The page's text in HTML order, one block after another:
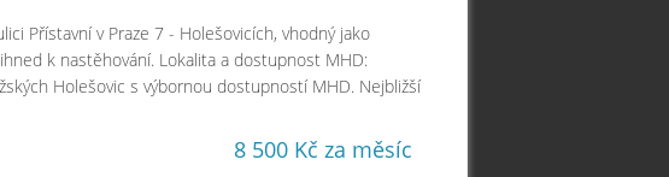
Přístavní v Praze 7 - Holešovicích, vhodný jako
k nastěhování. Lokalita a dostupnost MHD:
Holešovic s výbornou dostupností MHD. Nejbližší
8 500 Kč za měsíc